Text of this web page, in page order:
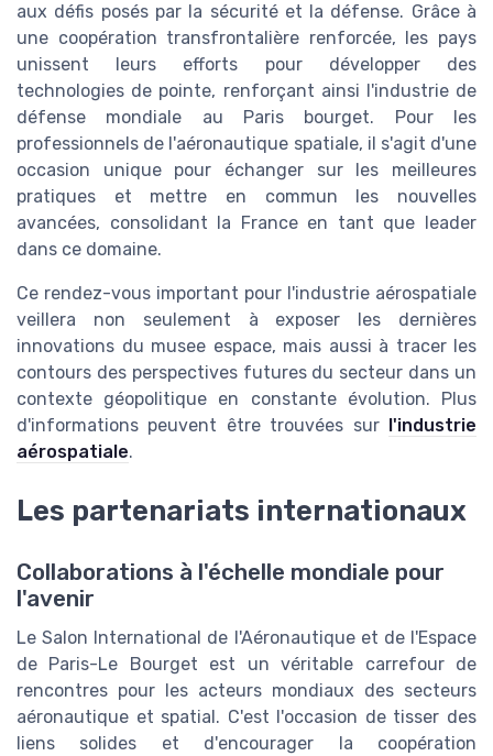
aux défis posés par la sécurité et la défense. Grâce à
une coopération transfrontalière renforcée, les pays
unissent leurs efforts pour développer des
technologies de pointe, renforçant ainsi l'industrie de
défense mondiale au Paris bourget. Pour les
professionnels de l'aéronautique spatiale, il s'agit d'une
occasion unique pour échanger sur les meilleures
pratiques et mettre en commun les nouvelles
avancées, consolidant la France en tant que leader
dans ce domaine.
Ce rendez-vous important pour l'industrie aérospatiale
veillera non seulement à exposer les dernières
innovations du musee espace, mais aussi à tracer les
contours des perspectives futures du secteur dans un
contexte géopolitique en constante évolution. Plus
d'informations peuvent être trouvées sur l'industrie
aérospatiale.
Les partenariats internationaux
Collaborations à l'échelle mondiale pour
l'avenir
Le Salon International de l'Aéronautique et de l'Espace
de Paris-Le Bourget est un véritable carrefour de
rencontres pour les acteurs mondiaux des secteurs
aéronautique et spatial. C'est l'occasion de tisser des
liens solides et d'encourager la coopération